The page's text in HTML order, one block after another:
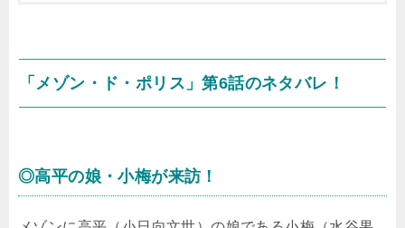
「メゾン・ド・ポリス」第6話のネタバレ！
◎高平の娘・小梅が来訪！